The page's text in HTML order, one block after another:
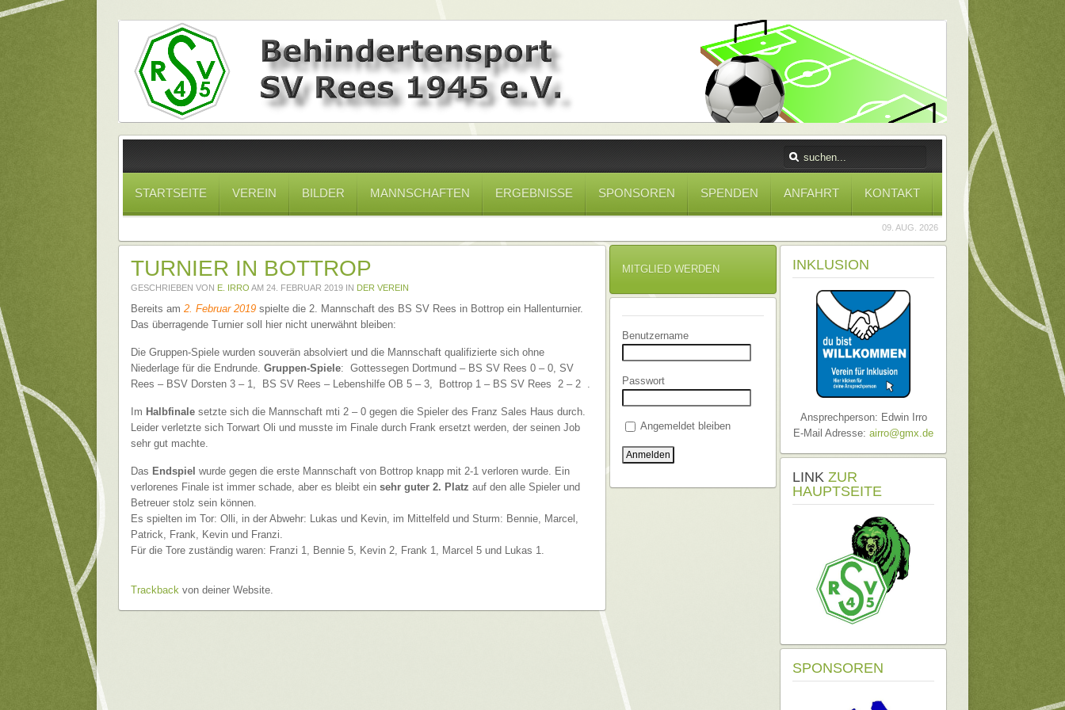
STARTSEITE VEREIN BILDER MANNSCHAFTEN ERGEBNISSE SPONSOREN SPENDEN ANFAHRT KONTAKT
09. AUG. 2026
TURNIER IN BOTTROP
GESCHRIEBEN VON E. IRRO AM 24. FEBRUAR 2019 IN DER VEREIN
Bereits am 2. Februar 2019 spielte die 2. Mannschaft des BS SV Rees in Bottrop ein Hallenturnier.
Das überragende Turnier soll hier nicht unerwähnt bleiben:
Die Gruppen-Spiele wurden souverän absolviert und die Mannschaft qualifizierte sich ohne
Niederlage für die Endrunde. Gruppen-Spiele: Gottessegen Dortmund – BS SV Rees 0 – 0, SV
Rees – BSV Dorsten 3 – 1, BS SV Rees – Lebenshilfe OB 5 – 3, Bottrop 1 – BS SV Rees 2 – 2 .
Im Halbfinale setzte sich die Mannschaft mti 2 – 0 gegen die Spieler des Franz Sales Haus durch.
Leider verletzte sich Torwart Oli und musste im Finale durch Frank ersetzt werden, der seinen Job
sehr gut machte.
Das Endspiel wurde gegen die erste Mannschaft von Bottrop knapp mit 2-1 verloren wurde. Ein
verlorenes Finale ist immer schade, aber es bleibt ein sehr guter 2. Platz auf den alle Spieler und
Betreuer stolz sein können.
Es spielten im Tor: Olli, in der Abwehr: Lukas und Kevin, im Mittelfeld und Sturm: Bennie, Marcel,
Patrick, Frank, Kevin und Franzi.
Für die Tore zuständig waren: Franzi 1, Bennie 5, Kevin 2, Frank 1, Marcel 5 und Lukas 1.
Trackback von deiner Website.
MITGLIED WERDEN
Benutzername
Passwort
Angemeldet bleiben
INKLUSION
Ansprechperson: Edwin Irro
E-Mail Adresse: airro@gmx.de
LINK ZUR
HAUPTSEITE
SPONSOREN